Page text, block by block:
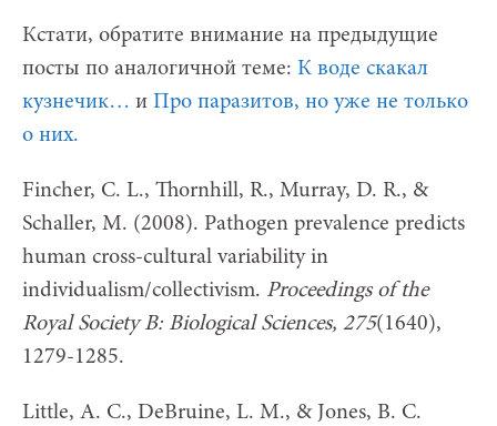
Кстати, обратите внимание на предыдущие
посты по аналогичной теме: К воде скакал
кузнечик… и Про паразитов, но уже не только
о них.
Fincher, C. L., Thornhill, R., Murray, D. R., &
Schaller, M. (2008). Pathogen prevalence predicts
human cross-cultural variability in
individualism/collectivism. Proceedings of the
Royal Society B: Biological Sciences, 275(1640),
1279-1285.
Little, A. C., DeBruine, L. M., & Jones, B. C.